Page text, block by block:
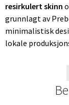
resirkulert skinn
grunnlagt av
minimalistisk
lokale